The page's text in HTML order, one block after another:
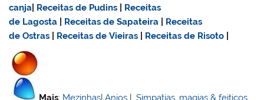
canja Receitas de Pudins
Receitas
de Lagosta
Receitas de Sapateira
Receitas
de Ostras
Receitas de Vieiras Receitas de Risoto
Mais: Mezinhas|Anjos |Simpatias, magias & feitiços